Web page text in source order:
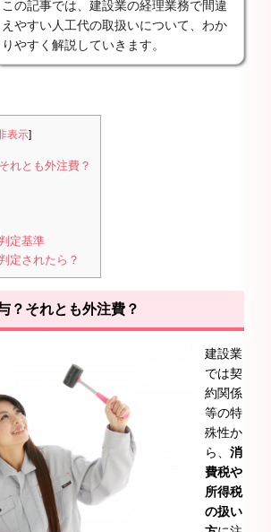
この記事では、建設業の経理業務で間違
えやすい人工代の取扱いについて、わか
りやすく解説していきます。
表示]
れとも外注費？
定基準
定されたら？
？それとも外注費？
建設業
では契
約関係
等の特
殊性か
ら、 消
費税や
所得税
の扱い